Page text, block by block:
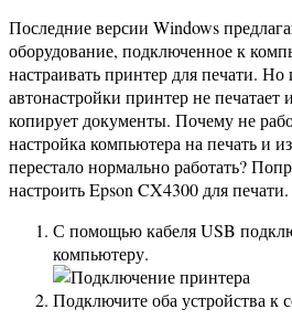
Последние версии Windows
оборудование, подключенное к
настраивать принтер для печати. Но
автонастройки принтер не
копирует документы. Почему не
настройка компьютера на печать и
перестало нормально работать?
настроить Epson CX4300 для печати.
С помощью кабеля USB
компьютеру.
Подключите оба устройства к